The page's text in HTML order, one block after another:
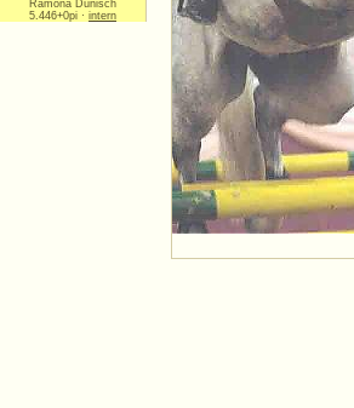
Ramona Dünisch
5.446+0pi · intern